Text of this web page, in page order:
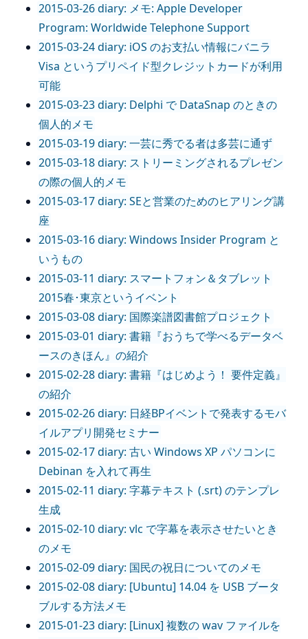
2015-03-26 diary: メモ: Apple Developer
Program: Worldwide Telephone Support
2015-03-24 diary: iOS のお支払い情報にバニラ
Visa というプリペイド型クレジットカードが利用
可能
2015-03-23 diary: Delphi で DataSnap のときの
個人的メモ
2015-03-19 diary: 一芸に秀でる者は多芸に通ず
2015-03-18 diary: ストリーミングされるプレゼン
の際の個人的メモ
2015-03-17 diary: SEと営業のためのヒアリング講
座
2015-03-16 diary: Windows Insider Program と
いうもの
2015-03-11 diary: スマートフォン＆タブレット
2015春･東京というイベント
2015-03-08 diary: 国際楽譜図書館プロジェクト
2015-03-01 diary: 書籍『おうちで学べるデータベ
ースのきほん』の紹介
2015-02-28 diary: 書籍『はじめよう！ 要件定義』
の紹介
2015-02-26 diary: 日経BPイベントで発表するモバ
イルアプリ開発セミナー
2015-02-17 diary: 古い Windows XP パソコンに
Debinan を入れて再生
2015-02-11 diary: 字幕テキスト (.srt) のテンプレ
生成
2015-02-10 diary: vlc で字幕を表示させたいとき
のメモ
2015-02-09 diary: 国民の祝日についてのメモ
2015-02-08 diary: [Ubuntu] 14.04 を USB ブータ
ブルする方法メモ
2015-01-23 diary: [Linux] 複数の wav ファイルを